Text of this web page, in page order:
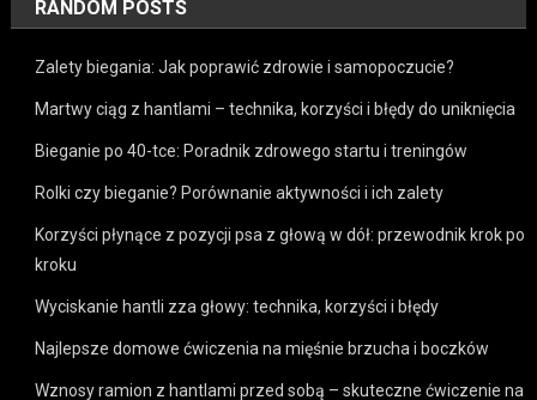
RANDOM POSTS
Zalety biegania: Jak poprawić zdrowie i samopoczucie?
Martwy ciąg z hantlami – technika, korzyści i błędy do uniknięcia
Bieganie po 40-tce: Poradnik zdrowego startu i treningów
Rolki czy bieganie? Porównanie aktywności i ich zalety
Korzyści płynące z pozycji psa z głową w dół: przewodnik krok po
kroku
Wyciskanie hantli zza głowy: technika, korzyści i błędy
Najlepsze domowe ćwiczenia na mięśnie brzucha i boczków
Wznosy ramion z hantlami przed sobą – skuteczne ćwiczenie na